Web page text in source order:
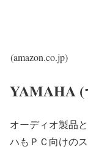
(amazon.co.jp)
YAMAHA
オーディオ製品
ハもＰＣ向けの